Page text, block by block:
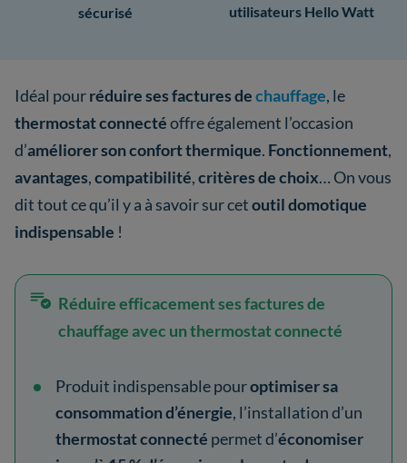
sécurisé
utilisateurs Hello Watt
Idéal pourréduire ses factures dechauffage, le
thermostat connectéoffre également l’occasion
d’améliorer son confort thermique. Fonctionnement,
avantages,compatibilité,critères de choix… On vous
dit tout ce qu’il y a à savoir sur cetoutil domotique
indispensable !
Réduire efficacement ses factures de
chauffage avec un thermostat connecté
Produit indispensable pouroptimiser sa
consommation d’énergie, l’installation d’un
thermostat connecté permet d’économiser